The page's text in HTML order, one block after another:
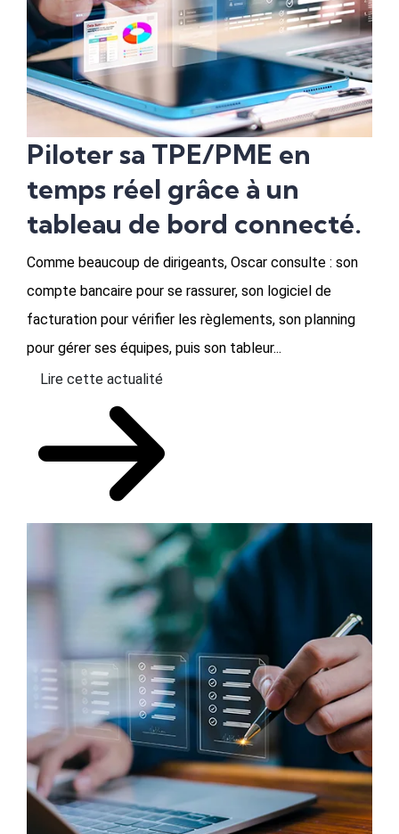
Piloter sa TPE/PME en
temps réel grâce à un
tableau de bord connecté.
Comme beaucoup de dirigeants, Oscar consulte : son
compte bancaire pour se rassurer, son logiciel de
facturation pour vérifier les règlements, son planning
pour gérer ses équipes, puis son tableur...
Lire cette actualité